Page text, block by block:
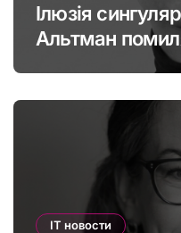
Ілюзія
Альтман
штучного
IT новости